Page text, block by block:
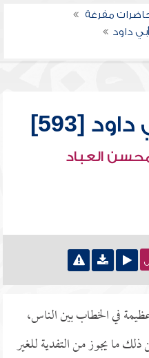
مفرغة
داود
[593]
العباد
في الخطاب بين الناس،
ما يجوز من التفدية للغير